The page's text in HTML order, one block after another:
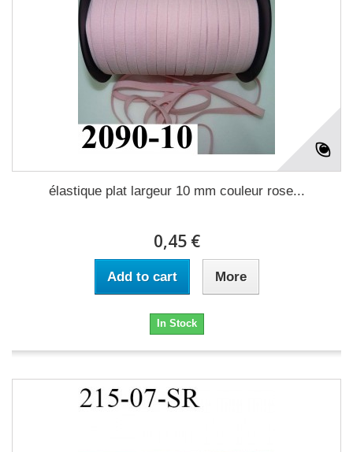
élastique plat largeur 10 mm couleur rose...
0,45 €
Add to cart More
In Stock